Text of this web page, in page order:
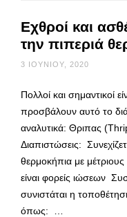
Εχθροί και
την πιπεριά
3 ΙΟΥΝΊΟΥ, 2020
Πολλοί και σημαντικοί
προσβάλουν αυτό το
αναλυτικά: Θριπας
Διαπιστώσεις:
θερμοκήπια με
είναι φορείς ιώσεων
συνιστάται η
όπως: …